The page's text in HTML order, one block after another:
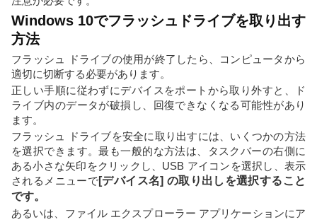
Windows 10でフラッシュドライブを取り出す
方法
フラッシュ ドライブの使用が終了したら、コンピュータから
適切に切断する必要があります。
正しい手順に従わずにデバイスをポートから取り外すと、ド
ライブ内のデータが破損し、回復できなくなる可能性があり
ます。
フラッシュ ドライブを安全に取り出すには、いくつかの方法
を選択できます。最も一般的な方法は、タスクバーの右側に
ある小さな矢印をクリックし、USB アイコンを選択し、表示
されるメニューで[デバイス名] の取り出しを選択すること
です。
あるいは、ファイル エクスプローラー アプリケーションにア